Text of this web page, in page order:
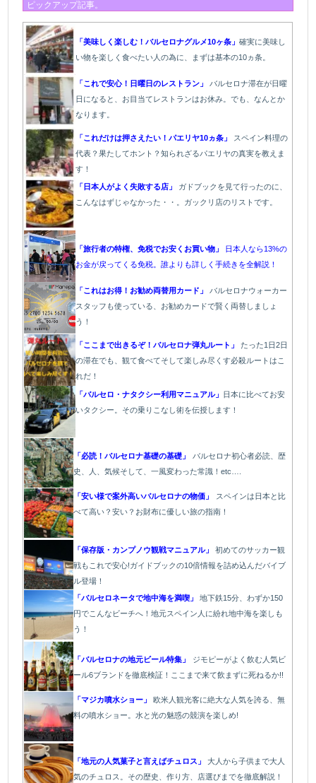
ピックアップ記事。
「美味しく楽しむ！バルセロナグルメ10ヶ条」確実に美味し
い物を楽しく食べたい人の為に、まずは基本の10ヵ条。
「これで安心！日曜日のレストラン」
バルセロナ滞在が日曜
日になると、お目当てレストランはお休み。でも、なんとか
なります。
「これだけは押さえたい！パエリヤ10ヵ条」
スペイン料理の
代表？果たしてホント？知られざるパエリヤの真実を教えま
す！
「日本人がよく失敗する店」 ガドブックを見て行ったのに、
こんなはずじゃなかった・・。ガックリ店のリストです。
「旅行者の特権、免税でお安くお買い物」
日本人なら13%の
お金が戻ってくる免税。誰よりも詳しく手続きを全解説！
「これはお得！お勧め両替用カード」 バルセロナウォーカー
スタッフも使っている、お勧めカードで賢く両替しましょ
う！
「ここまで出きるぞ！バルセロナ弾丸ルート」
たった1日2日
の滞在でも、観て食べてそして楽しみ尽くす必殺ルートはこ
れだ！
「バルセロ・ナタクシー利用マニュアル」 日本に比べてお安
いタクシー。その乗りこなし術を伝授します！
「必読！バルセロナ基礎の基礎」
バルセロナ初心者必読、歴
史、人、気候そして、一風変わった常識！etc….
「安い様で案外高いバルセロナの物価」
スペインは日本と比
べて高い？安い？お財布に優しい旅の指南！
「保存版・カンプノウ観戦マニュアル」初めてのサッカー観
戦もこれで安心!ガイドブックの10倍情報を詰め込んだバイブ
ル登場！
「バルセロネータで地中海を満喫」地下鉄15分、わずか150
円でこんなビーチへ！地元スペイン人に紛れ地中海を楽しも
う！
「バルセロナの地元ビール特集」
ジモピーがよく飲む人気ビ
ール6ブランドを徹底検証！ここまで来て飲まずに死ねるか!!
「マジカ噴水ショー」欧米人観光客に絶大な人気を誇る、無
料の噴水ショー。水と光の魅惑の競演を楽しめ!
「地元の人気菓子と言えばチュロス」
大人から子供まで大人
気のチュロス。その歴史、作り方、店選びまでを徹底解説！